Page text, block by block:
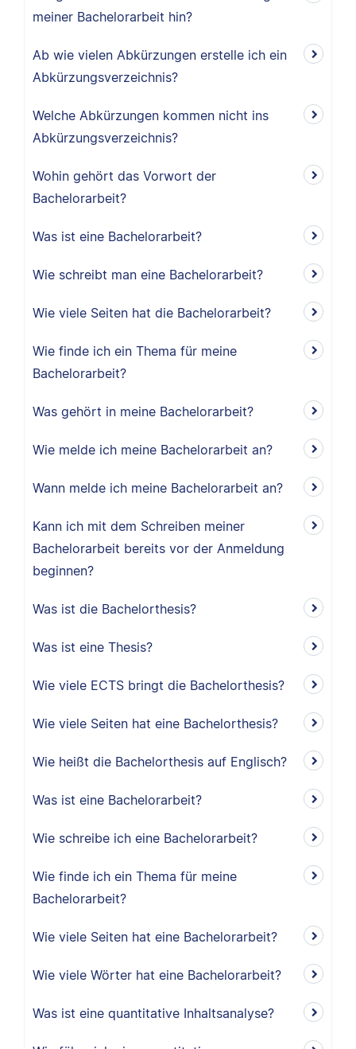
meiner Bachelorarbeit hin?
Ab wie vielen Abkürzungen erstelle ich ein
Abkürzungsverzeichnis?
Welche Abkürzungen kommen nicht ins
Abkürzungsverzeichnis?
Wohin gehört das Vorwort der
Bachelorarbeit?
Was ist eine Bachelorarbeit?
Wie schreibt man eine Bachelorarbeit?
Wie viele Seiten hat die Bachelorarbeit?
Wie finde ich ein Thema für meine
Bachelorarbeit?
Was gehört in meine Bachelorarbeit?
Wie melde ich meine Bachelorarbeit an?
Wann melde ich meine Bachelorarbeit an?
Kann ich mit dem Schreiben meiner
Bachelorarbeit bereits vor der Anmeldung
beginnen?
Was ist die Bachelorthesis?
Was ist eine Thesis?
Wie viele ECTS bringt die Bachelorthesis?
Wie viele Seiten hat eine Bachelorthesis?
Wie heißt die Bachelorthesis auf Englisch?
Was ist eine Bachelorarbeit?
Wie schreibe ich eine Bachelorarbeit?
Wie finde ich ein Thema für meine
Bachelorarbeit?
Wie viele Seiten hat eine Bachelorarbeit?
Wie viele Wörter hat eine Bachelorarbeit?
Was ist eine quantitative Inhaltsanalyse?